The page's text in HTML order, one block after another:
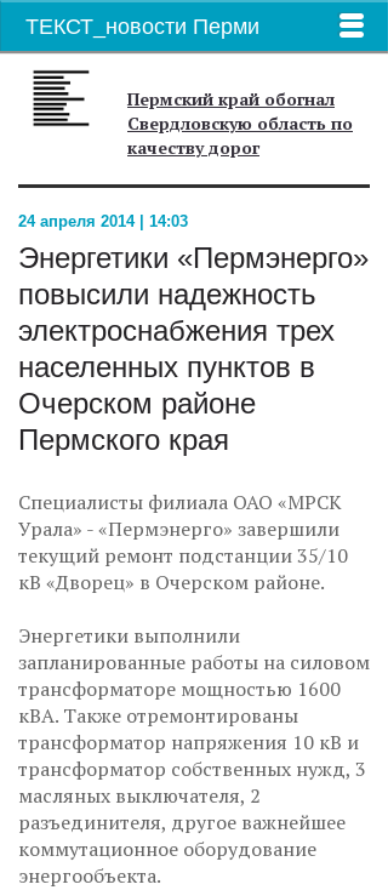
ТЕКСТ_новости Перми
Пермский край обогнал
Свердловскую область по
качеству дорог
24 апреля 2014 | 14:03
Энергетики «Пермэнерго»
повысили надежность
электроснабжения трех
населенных пунктов в
Очерском районе
Пермского края
Специалисты филиала ОАО «МРСК
Урала» - «Пермэнерго» завершили
текущий ремонт подстанции 35/10
кВ «Дворец» в Очерском районе.
Энергетики выполнили
запланированные работы на силовом
трансформаторе мощностью 1600
кВА. Также отремонтированы
трансформатор напряжения 10 кВ и
трансформатор собственных нужд, 3
масляных выключателя, 2
разъединителя, другое важнейшее
коммутационное оборудование
энергообъекта.